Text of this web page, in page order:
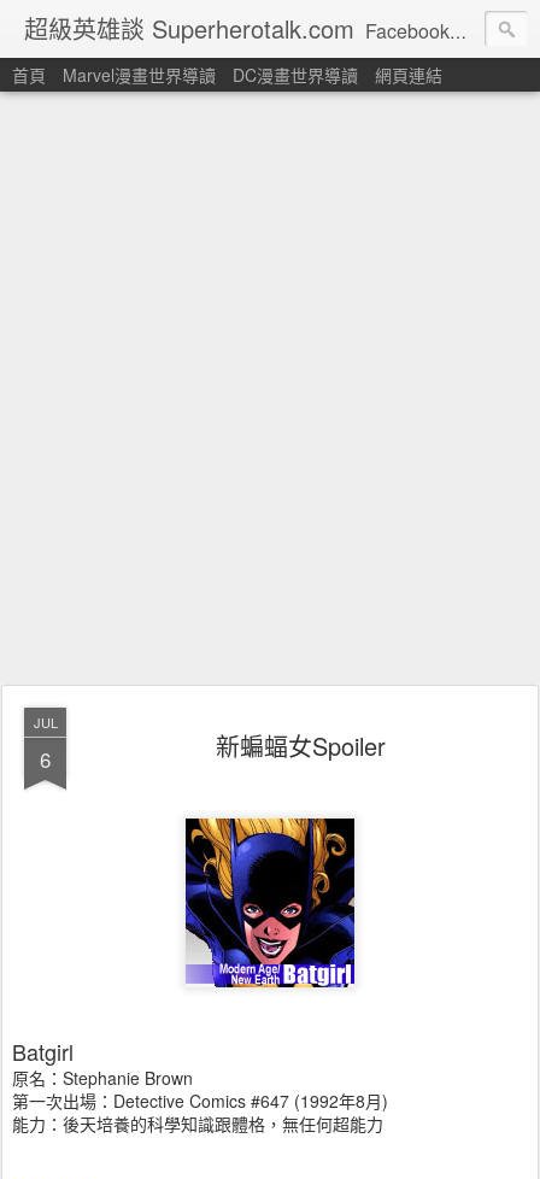
超級英雄談 Superherotalk.com Facebook頁面: http://www.facebook.com/superherotalk 以繁體中文讀者為對象的美國超級英雄漫畫主題網站
首頁 Marvel漫畫世界導讀 DC漫畫世界導讀 網頁連結
JUL
6 新蝙蝠女Spoiler
Batgirl
原名：Stephanie Brown
第一次出場：Detective Comics #647 (1992年8月)
能力：後天培養的科學知識跟體格，無任何超能力